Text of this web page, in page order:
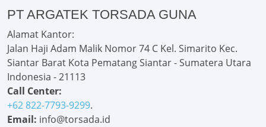
PT ARGATEK TORSADA GUNA
Alamat Kantor:
Jalan Haji Adam Malik Nomor 74 C Kel. Simarito Kec.
Siantar Barat Kota Pematang Siantar - Sumatera Utara
Indonesia - 21113
Call Center:
+62 822-7793-9299.
Email: info@torsada.id